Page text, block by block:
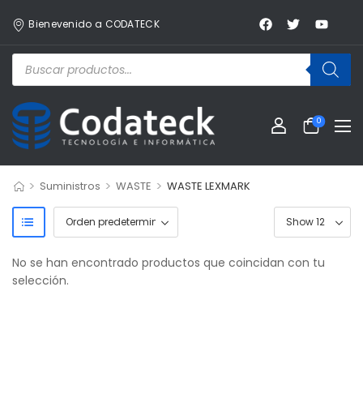
Bienevenido a CODATECK
0
> Suministros > WASTE > WASTE LEXMARK
No se han encontrado productos que coincidan con tu
selección.